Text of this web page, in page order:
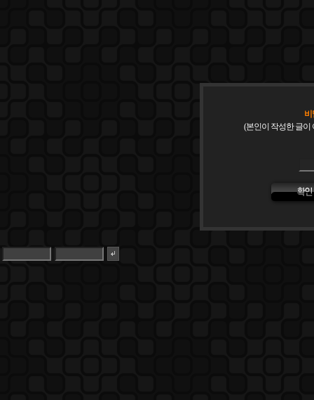
비
(본인이 작성한 글이